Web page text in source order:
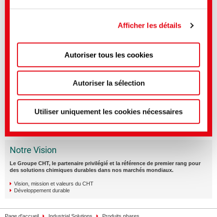
Framework et que la décision d'adéquation de la
Commission européenne selon l'article 45 du RGPD
Vous pouvez effectuer des réglages plus précis ici ou
dans notrepolitique de confidentialité.(Mentions
Afficher les détails
Autoriser tous les cookies
Autoriser la sélection
Utiliser uniquement les cookies nécessaires
Notre Vision
Le Groupe CHT, le partenaire privilégié et la référence de premier rang pour
des solutions chimiques durables dans nos marchés mondiaux.
Vision, mission et valeurs du CHT
Développement durable